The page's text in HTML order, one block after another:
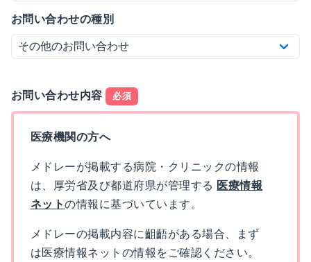
お問い合わせの種別
お問い合わせ内容 必須
医療機関の方へ
メドレーが掲載する病院・クリニックの情報
は、厚労省及び都道府県が管理する 医療情報
ネットの情報に基づいています。
メドレーの掲載内容に齟齬がある場合、まず
は医療情報ネットの情報をご確認ください。